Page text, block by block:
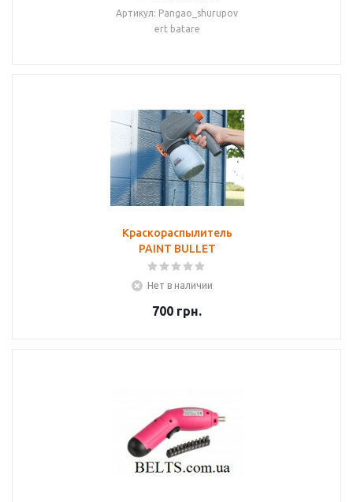
Артикул: Pangao_shurupov
ert batare
Краскораспылитель
PAINT BULLET
Нет в наличии
700 грн.